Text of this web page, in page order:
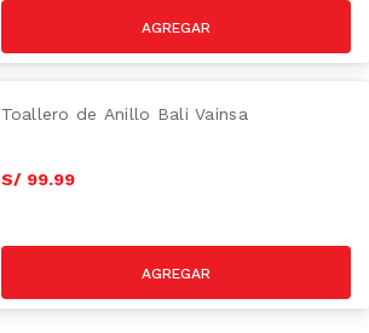
Toallero de Anillo Bali Vainsa
S/ 99.99